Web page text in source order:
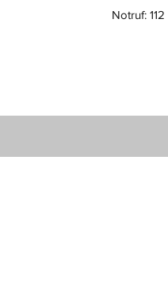
Notruf: 112